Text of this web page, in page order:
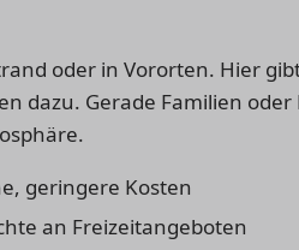
oder in Vororten. Hier
dazu. Gerade Familien
geringere Kosten
an Freizeitangeboten